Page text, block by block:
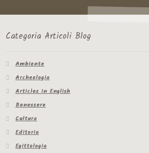
Categoria Articoli Blog
Ambiente
Archeologia
Articles in English
Benessere
Cultura
Editoria
Egittologia